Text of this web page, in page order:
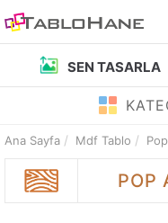
SEN TASARLA
Ana Sayfa Mdf Tablo
POP